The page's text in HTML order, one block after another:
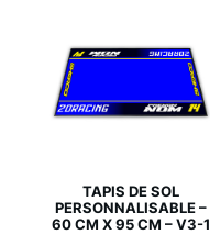
TAPIS DE SOL
PERSONNALISABLE –
60 CM X 95 CM – V3-1